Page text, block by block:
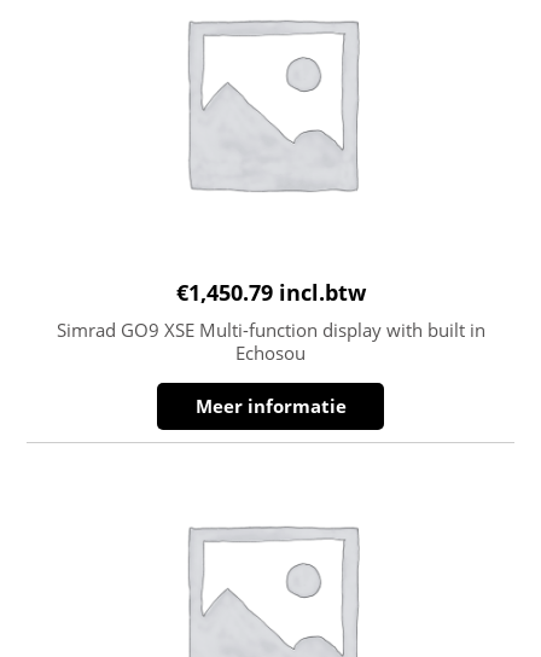
€1,450.79 incl.btw
Simrad GO9 XSE Multi-function display with built in
Echosou
Meer informatie